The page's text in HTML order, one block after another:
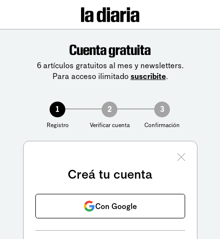
Cuenta gratuita
6 artículos gratuitos al mes y newsletters.
Para acceso ilimitado suscribite.
1
Registro
2
Verificar cuenta
3
Confirmación
Creá tu cuenta
Con Google